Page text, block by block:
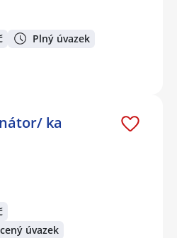
Plný úvazek
ka
úvazek